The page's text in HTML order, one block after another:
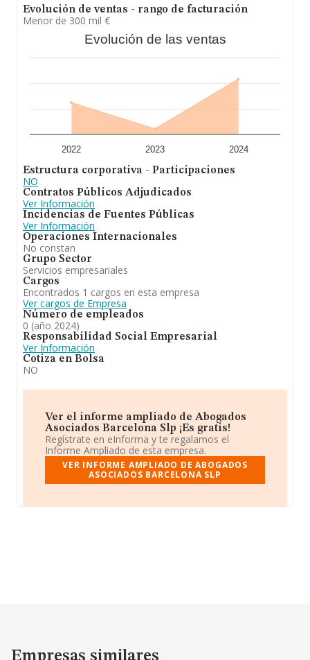
Evolución de ventas - rango de facturación
Menor de 300 mil €
Evolución de las ventas
2022 2023 2024
Estructura corporativa - Participaciones
NO
Contratos Públicos Adjudicados
Ver Información
Incidencias de Fuentes Públicas
Ver Información
Operaciones Internacionales
No constan
Grupo Sector
Servicios empresariales
Cargos
Encontrados 1 cargos en esta empresa
Ver cargos de Empresa
Número de empleados
0 (año 2024)
Responsabilidad Social Empresarial
Ver Información
Cotiza en Bolsa
NO
Ver el informe ampliado de Abogados
Asociados Barcelona Slp ¡Es gratis!
Regístrate en eInforma y te regalamos el
Informe Ampliado de esta empresa.
VER INFORME AMPLIADO DE ABOGADOS
ASOCIADOS BARCELONA SLP
Empresas similares
Empresas similares